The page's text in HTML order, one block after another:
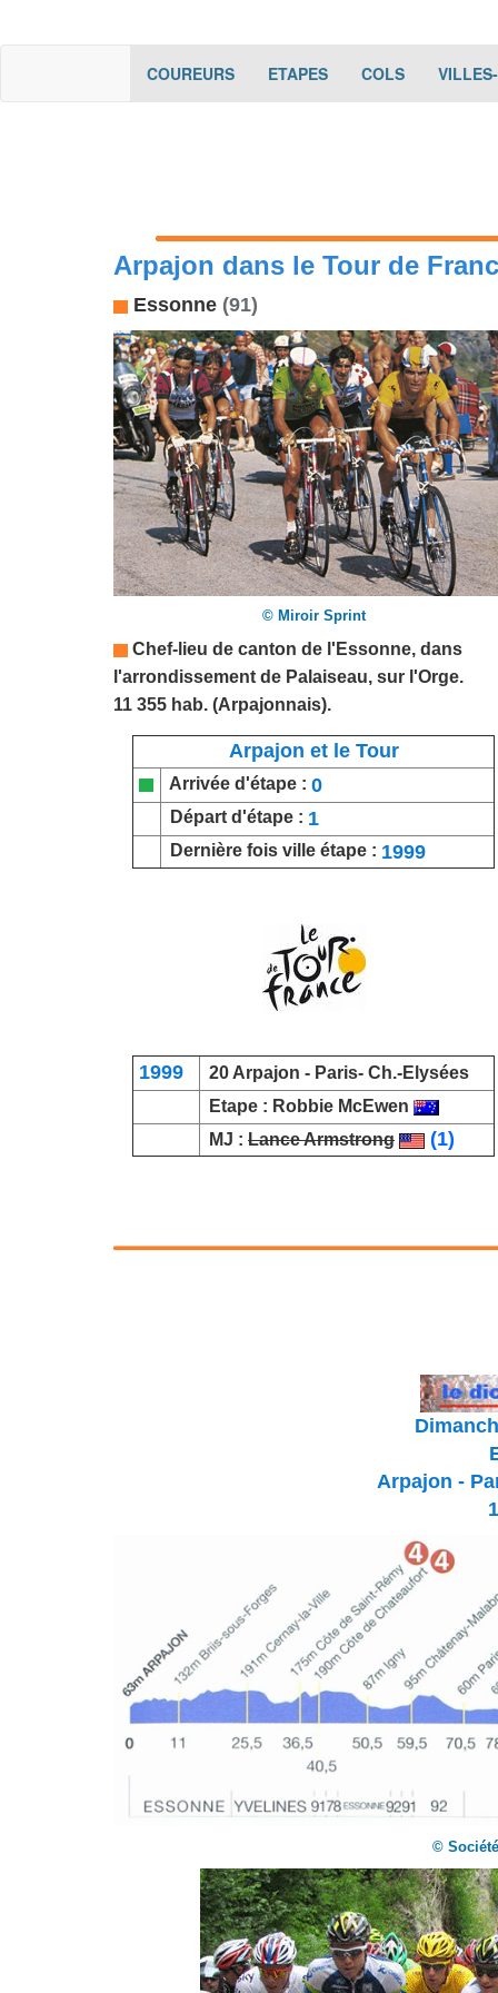
COUREURS(current)ETAPES(current)
COLS(current)
Arpajon dans le Tour de
Essonne (91)
© Miroir Sprint
Chef-lieu de canton de l' Essonne, dans
l'arrondissement de Palaiseau, sur l'Orge.
11 355 hab. (Arpajonnais).
Arpajon et le Tour
Arrivée d'étape : 0
Départ d'étape : 1
Dernière fois ville étape : 1999
1999 20 Arpajon - Paris- Ch.-Elysées
Etape : Robbie McEwen
MJ : Lance Armstrong (1)
Arpajon -
©